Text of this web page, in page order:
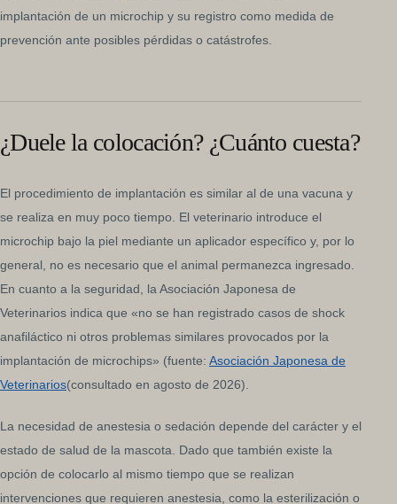
implantación de un microchip y su registro como medida de
prevención ante posibles pérdidas o catástrofes.
¿Duele la colocación? ¿Cuánto cuesta?
El procedimiento de implantación es similar al de una vacuna y
se realiza en muy poco tiempo. El veterinario introduce el
microchip bajo la piel mediante un aplicador específico y, por lo
general, no es necesario que el animal permanezca ingresado.
En cuanto a la seguridad, la Asociación Japonesa de
Veterinarios indica que «no se han registrado casos de shock
anafiláctico ni otros problemas similares provocados por la
implantación de microchips» (fuente: Asociación Japonesa de
Veterinarios(consultado en agosto de 2026).
La necesidad de anestesia o sedación depende del carácter y el
estado de salud de la mascota. Dado que también existe la
opción de colocarlo al mismo tiempo que se realizan
intervenciones que requieren anestesia, como la esterilización o